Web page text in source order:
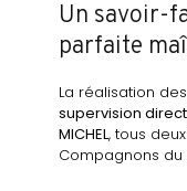
Un savoir-
parfaite
La réalisation
supervision
MICHEL, tous
Compagnons du